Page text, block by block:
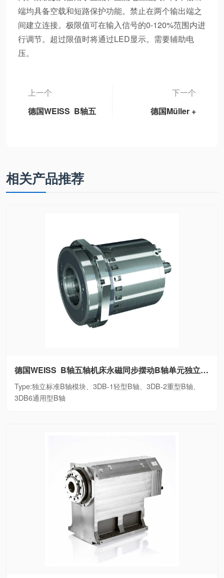
端均具备空载和短路保护功能。禁止在两个输出端之
间建立连接。极限值可在输入信号的0-120%范围内进
行调节。超过限值时将通过LED显示。需要辅助电
压。
上一个
德国WEISS B轴五
重型B轴、3DB6通
用型B轴
下一个
德国Müller +
相关产品推荐
德国WEISS B轴五轴机床永磁同步摆动B轴单元独立标准B轴模块、3DB-1轻型B轴、3DB-2重型B轴、3DB6通用型B轴
Type:独立标准B轴模块、3DB-1轻型B轴、3DB-2重型B轴、
3DB6通用型B轴